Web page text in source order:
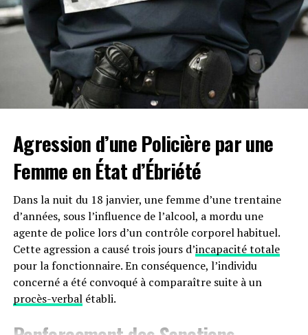
Agression d’une Policière par une
Femme en État d’Ébriété
Dans la nuit du 18 janvier, une femme d’une trentaine
d’années, sous l’influence de l’alcool, a mordu une
agente de police lors d’un contrôle corporel habituel.
Cette agression a causé trois jours d’incapacité totale
pour la fonctionnaire. En conséquence, l’individu
concerné a été convoqué à comparaître suite à un
procès-verbalétabli.